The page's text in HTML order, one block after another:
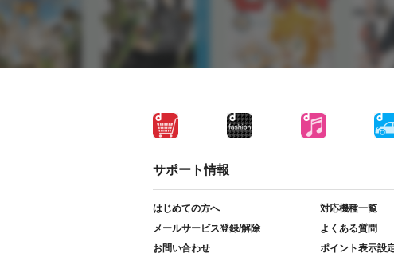
サポート情報
はじめての方へ
対応機種一覧
メールサービス登録/解除
よくある質問
お問い合わせ
ポイント表示設